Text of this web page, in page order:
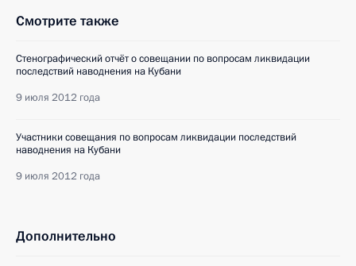
Смотрите также
Стенографический отчёт о совещании по вопросам ликвидации
последствий наводнения на Кубани
9 июля 2012 года
Участники совещания по вопросам ликвидации последствий
наводнения на Кубани
9 июля 2012 года
Дополнительно